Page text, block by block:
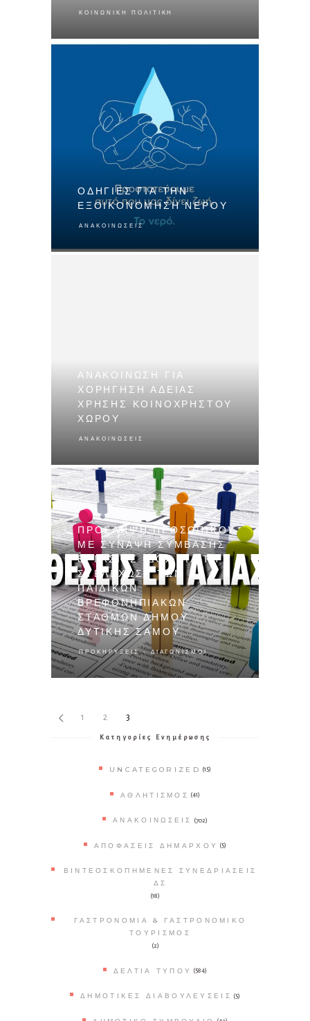
ΚΟΙΝΩΝΙΚΉ ΠΟΛΙΤΙΚΉ
ΟΔΗΓΊΕΣ ΓΙΑ ΤΗΝ
ΕΞΟΙΚΟΝΌΜΗΣΗ ΝΕΡΟΎ
ΑΝΑΚΟΙΝΏΣΕΙΣ
ΑΝΑΚΟΊΝΩΣΗ ΓΙΑ
ΧΟΡΉΓΗΣΗ ΆΔΕΙΑΣ
ΧΡΉΣΗΣ ΚΟΙΝΟΧΡΉΣΤΟΥ
ΧΏΡΟΥ
ΑΝΑΚΟΙΝΏΣΕΙΣ
ΠΡΌΣΛΗΨΗ ΠΡΟΣΩΠΙΚΟΎ
ΜΕ ΣΎΝΑΨΗ ΣΎΜΒΑΣΗΣ
ΕΡΓΑΣΊΑΣ ΙΔΟΧ ΓΙΑ ΤΗ
ΣΤΕΛΈΧΩΣΗ ΤΩΝ
ΠΑΙΔΙΚΏΝ
ΒΡΕΦΟΝΗΠΙΑΚΏΝ
ΣΤΑΘΜΏΝ ΔΉΜΟΥ
ΔΥΤΙΚΉΣ ΣΆΜΟΥ
ΠΡΟΚΗΡΎΞΕΙΣ - ΔΙΑΓΩΝΙΣΜΟΊ
1 2 3
Κατηγορίες Ενημέρωσης
UNCATEGORIZED (15)
ΑΘΛΗΤΙΣΜΌΣ (41)
ΑΝΑΚΟΙΝΏΣΕΙΣ (702)
ΑΠΟΦΆΣΕΙΣ ΔΗΜΆΡΧΟΥ (5)
ΒΙΝΤΕΟΣΚΟΠΗΜΈΝΕΣ ΣΥΝΕΔΡΙΆΣΕΙΣ
ΔΣ
(18)
ΓΑΣΤΡΟΝΟΜΊΑ & ΓΑΣΤΡΟΝΟΜΙΚΌ
ΤΟΥΡΙΣΜΌΣ
(2)
ΔΕΛΤΊΑ ΤΎΠΟΥ (584)
ΔΗΜΟΤΙΚΈΣ ΔΙΑΒΟΥΛΕΎΣΕΙΣ (5)